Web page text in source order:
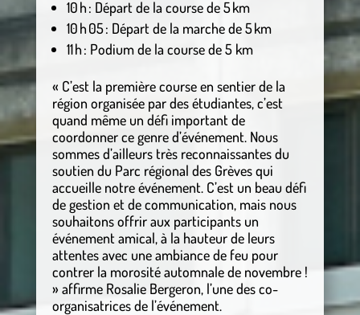
10 h : Départ de la course de 5 km
10 h 05 : Départ de la marche de 5 km
11 h : Podium de la course de 5 km
« C’est la première course en sentier de la
région organisée par des étudiantes, c’est
quand même un défi important de
coordonner ce genre d’événement. Nous
sommes d’ailleurs très reconnaissantes du
soutien du Parc régional des Grèves qui
accueille notre événement. C’est un beau défi
de gestion et de communication, mais nous
souhaitons offrir aux participants un
événement amical, à la hauteur de leurs
attentes avec une ambiance de feu pour
contrer la morosité automnale de novembre !
» affirme Rosalie Bergeron, l’une des co-
organisatrices de l’événement.